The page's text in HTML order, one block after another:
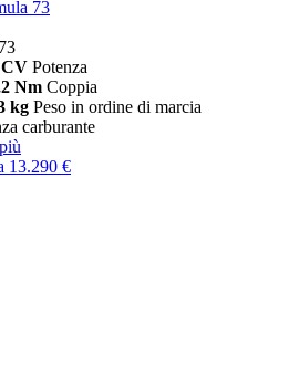
73
CV Potenza
Nm Coppia
kg Peso in ordine di marcia
carburante
13.290 €